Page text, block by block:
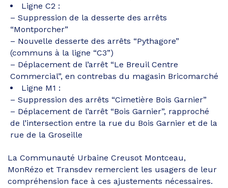
Ligne C2 :
– Suppression de la desserte des arrêts
“Montporcher”
– Nouvelle desserte des arrêts “Pythagore”
(communs à la ligne “C3”)
– Déplacement de l’arrêt “Le Breuil Centre
Commercial”, en contrebas du magasin Bricomarché
Ligne M1 :
– Suppression des arrêts “Cimetière Bois Garnier”
– Déplacement de l’arrêt “Bois Garnier”, rapproché
de l’intersection entre la rue du Bois Garnier et de la
rue de la Groseille
La Communauté Urbaine Creusot Montceau,
MonRézo et Transdev remercient les usagers de leur
compréhension face à ces ajustements nécessaires.